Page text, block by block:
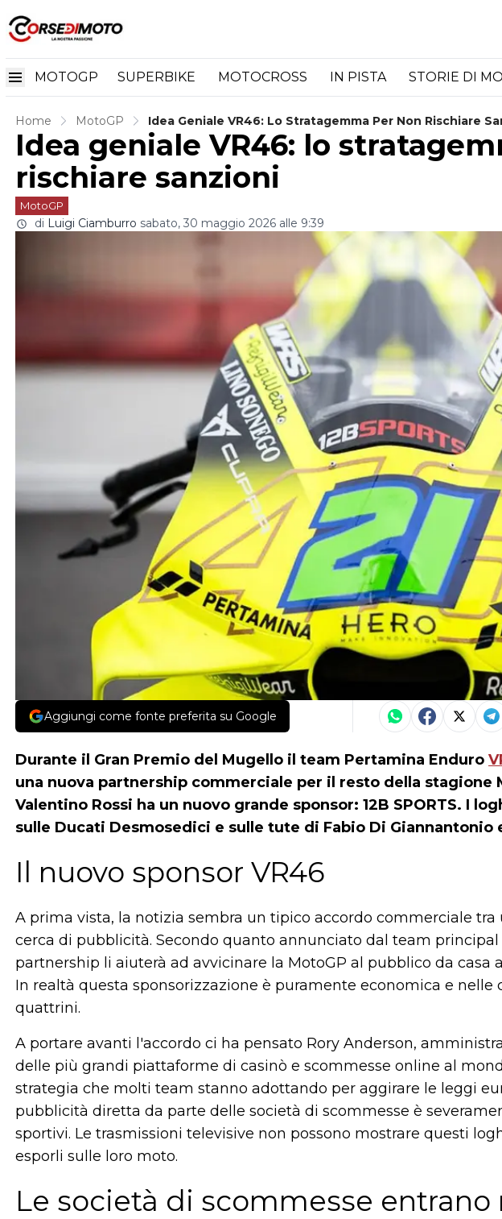
MOTOGP SUPERBIKE MOTOCROSS IN PISTA STORIE DI
Home MotoGP Idea Geniale VR46: Lo Stratagemma Per Non Rischiare
Idea geniale VR46: lo
rischiare sanzioni
MotoGP
di Luigi Ciamburro sabato, 30 maggio 2026 alle 9:39
Aggiungi come fonte preferita su Google
Durante il Gran Premio del Mugello il team Pertamina Enduro
una nuova partnership commerciale per il resto della stagione
Valentino Rossi ha un nuovo grande sponsor: 12B SPORTS. I
sulle Ducati Desmosedici e sulle tute di Fabio Di Giannantonio
Il nuovo sponsor VR46
A prima vista, la notizia sembra un tipico accordo commerciale
cerca di pubblicità. Secondo quanto annunciato dal team principal
partnership li aiuterà ad avvicinare la MotoGP al pubblico da casa
In realtà questa sponsorizzazione è puramente economica e nelle
quattrini.
A portare avanti l'accordo ci ha pensato Rory Anderson,
delle più grandi piattaforme di casinò e scommesse online al
strategia che molti team stanno adottando per aggirare le leggi
pubblicità diretta da parte delle società di scommesse è
sportivi. Le trasmissioni televisive non possono mostrare questi
esporli sulle loro moto.
Le società di scommesse